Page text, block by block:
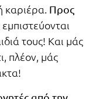
καριέρα. Προς
τους! Και μάς
πλέον, μάς